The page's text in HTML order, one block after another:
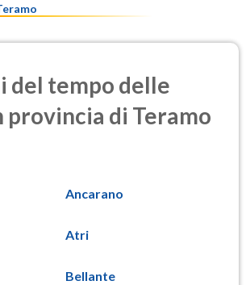
del tempo delle
provincia di Teramo
Ancarano
Atri
Bellante